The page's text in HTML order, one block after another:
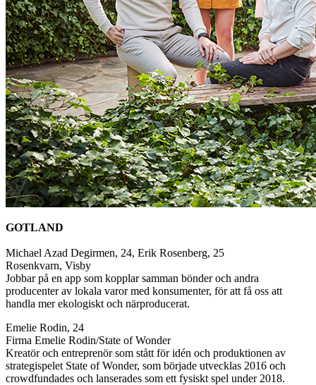
GOTLAND
Michael Azad Degirmen, 24, Erik Rosenberg, 25
Rosenkvarn, Visby
Jobbar på en app som kopplar samman bönder och andra
producenter av lokala varor med konsumenter, för att få oss att
handla mer ekologiskt och närproducerat.
Emelie Rodin, 24
Firma Emelie Rodin/State of Wonder
Kreatör och entreprenör som stått för idén och produktionen av
strategispelet State of Wonder, som började utvecklas 2016 och
crowdfundades och lanserades som ett fysiskt spel under 2018.